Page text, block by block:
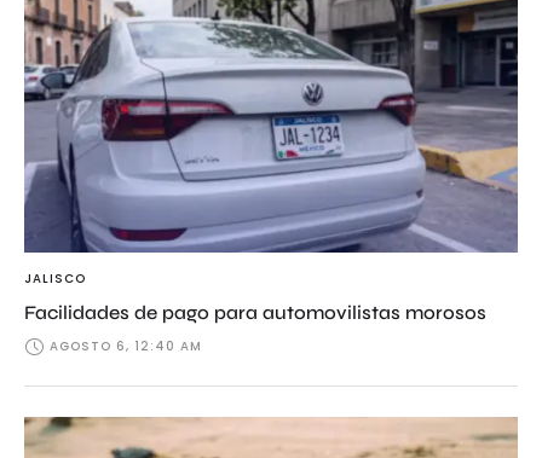
JALISCO
Facilidades de pago para automovilistas morosos
AGOSTO 6, 12:40 AM